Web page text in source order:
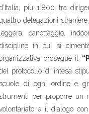
più 1.800 tra
delegazioni
leggera, canottaggio,
in cui si
prosegue il
protocollo di intesa
scuole di ogni ordine e
strumenti per proporre un
e il dialogo